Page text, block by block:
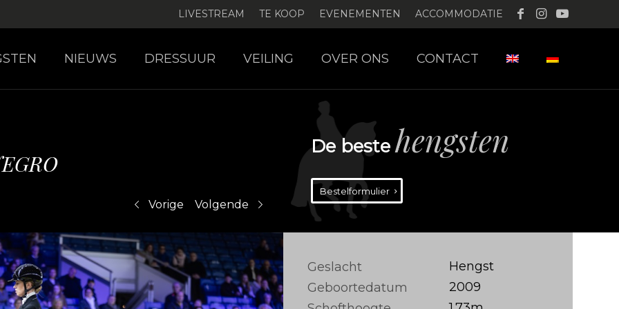
LIVESTREAM TE KOOP EVENEMENTEN ACCOMMODATIE
NIEUWS DRESSUUR VEILING OVER ONS CONTACT
Volgende
Vorige
De beste hengsten
Bestelformulier
Geslacht
Hengst
Geboortedatum
2009